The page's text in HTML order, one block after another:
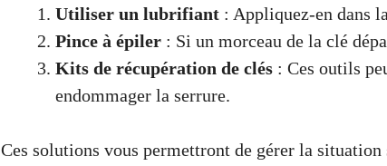
Utiliser un lubrifiant : Appliquez-en dans
Pince à épiler : Si un morceau de la clé
Kits de récupération de clés : Ces outils
endommager la serrure.
Ces solutions vous permettront de gérer la situation